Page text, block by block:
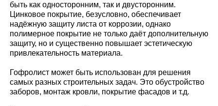
быть как односторонним, так и двусторонним.
Цинковое покрытие, безусловно, обеспечивает
надёжную защиту листа от коррозии, однако
полимерное покрытие не только даёт дополнительную
защиту, но и существенно повышает эстетическую
привлекательность материала.
Гофролист может быть использован для решения
самых разных строительных задач. Это обустройство
заборов, монтаж кровли, покрытие фасадов и т.д.